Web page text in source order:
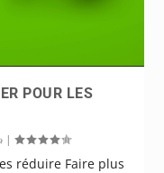
POUR LES
|
réduire Faire plus